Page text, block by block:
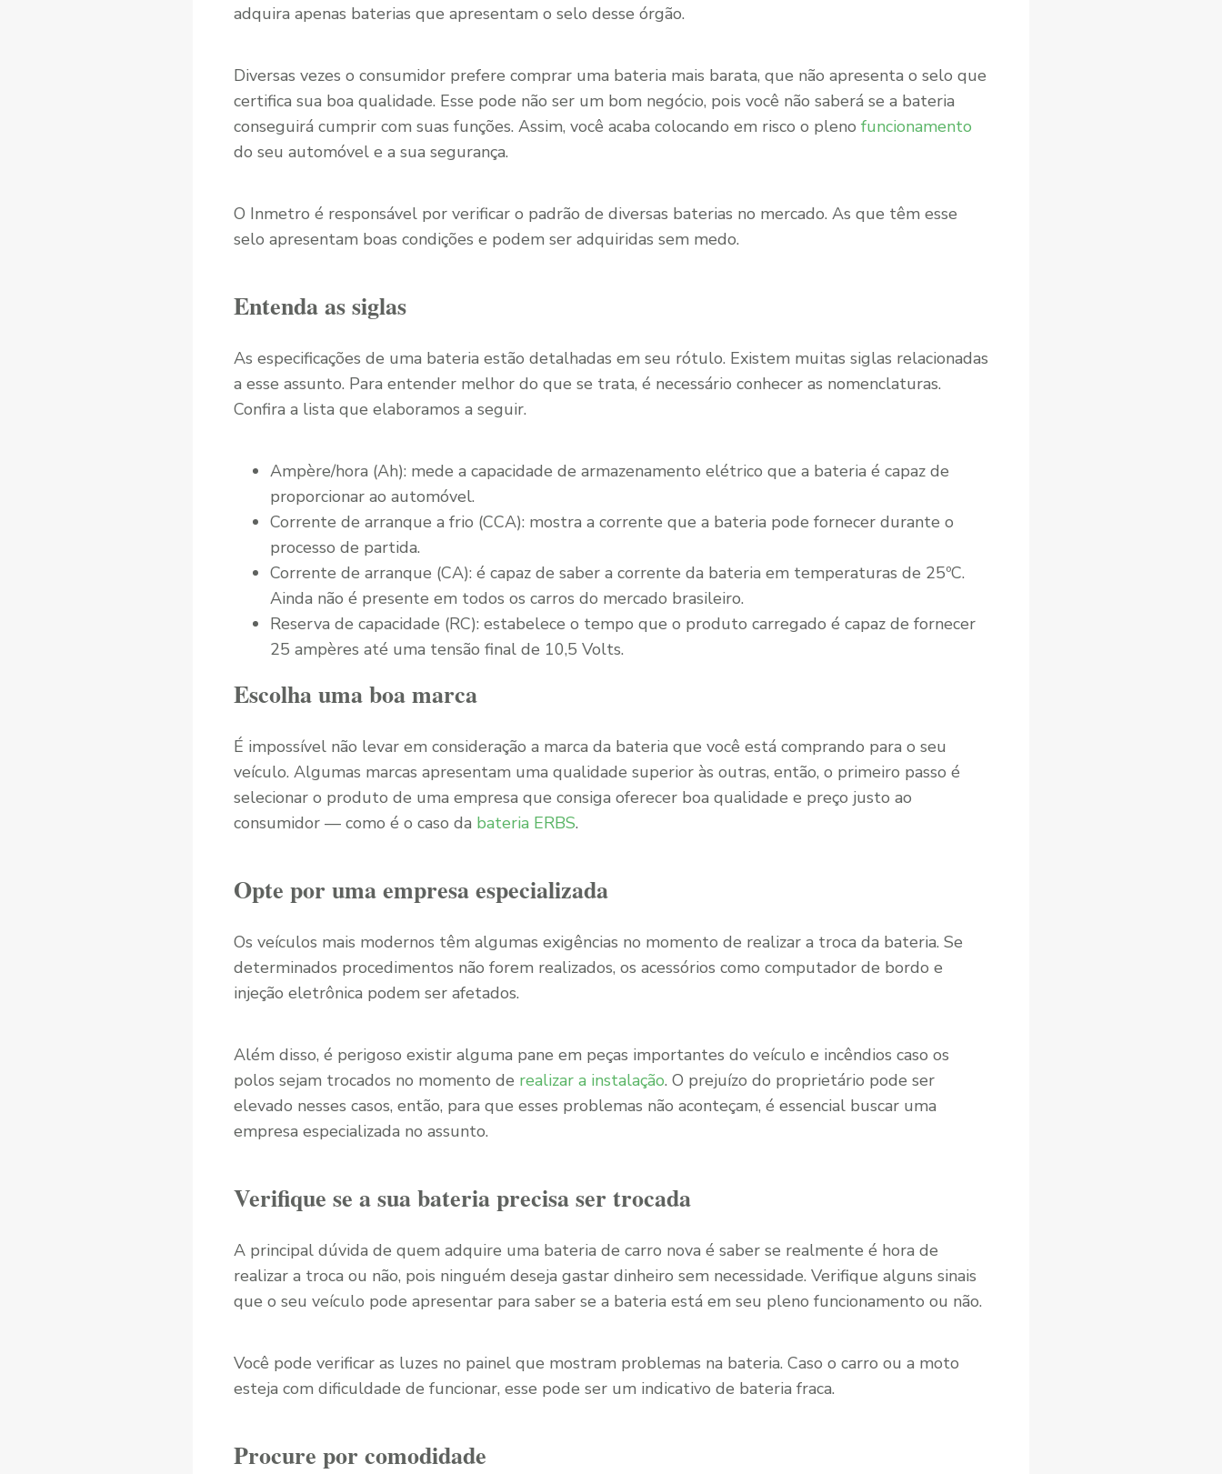
adquira apenas baterias que apresentam o selo desse órgão.
Diversas vezes o consumidor prefere comprar uma bateria mais barata, que não apresenta o selo que
certifica sua boa qualidade. Esse pode não ser um bom negócio, pois você não saberá se a bateria
conseguirá cumprir com suas funções. Assim, você acaba colocando em risco o pleno funcionamento
do seu automóvel e a sua segurança.
O Inmetro é responsável por verificar o padrão de diversas baterias no mercado. As que têm esse
selo apresentam boas condições e podem ser adquiridas sem medo.
Entenda as siglas
As especificações de uma bateria estão detalhadas em seu rótulo. Existem muitas siglas relacionadas
a esse assunto. Para entender melhor do que se trata, é necessário conhecer as nomenclaturas.
Confira a lista que elaboramos a seguir.
Ampère/hora (Ah): mede a capacidade de armazenamento elétrico que a bateria é capaz de
proporcionar ao automóvel.
Corrente de arranque a frio (CCA): mostra a corrente que a bateria pode fornecer durante o
processo de partida.
Corrente de arranque (CA): é capaz de saber a corrente da bateria em temperaturas de 25ºC.
Ainda não é presente em todos os carros do mercado brasileiro.
Reserva de capacidade (RC): estabelece o tempo que o produto carregado é capaz de fornecer
25 ampères até uma tensão final de 10,5 Volts.
Escolha uma boa marca
É impossível não levar em consideração a marca da bateria que você está comprando para o seu
veículo. Algumas marcas apresentam uma qualidade superior às outras, então, o primeiro passo é
selecionar o produto de uma empresa que consiga oferecer boa qualidade e preço justo ao
consumidor — como é o caso da bateria ERBS.
Opte por uma empresa especializada
Os veículos mais modernos têm algumas exigências no momento de realizar a troca da bateria. Se
determinados procedimentos não forem realizados, os acessórios como computador de bordo e
injeção eletrônica podem ser afetados.
Além disso, é perigoso existir alguma pane em peças importantes do veículo e incêndios caso os
polos sejam trocados no momento de realizar a instalação. O prejuízo do proprietário pode ser
elevado nesses casos, então, para que esses problemas não aconteçam, é essencial buscar uma
empresa especializada no assunto.
Verifique se a sua bateria precisa ser trocada
A principal dúvida de quem adquire uma bateria de carro nova é saber se realmente é hora de
realizar a troca ou não, pois ninguém deseja gastar dinheiro sem necessidade. Verifique alguns sinais
que o seu veículo pode apresentar para saber se a bateria está em seu pleno funcionamento ou não.
Você pode verificar as luzes no painel que mostram problemas na bateria. Caso o carro ou a moto
esteja com dificuldade de funcionar, esse pode ser um indicativo de bateria fraca.
Procure por comodidade